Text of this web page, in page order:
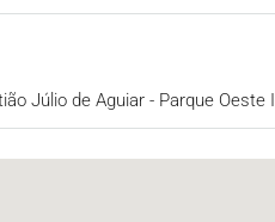
Júlio de Aguiar - Parque Oeste